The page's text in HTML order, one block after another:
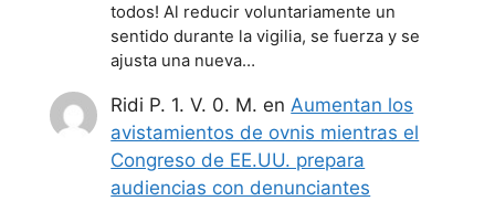
todos! Al reducir voluntariamente un
sentido durante la vigilia, se fuerza y se
ajusta una nueva…
Ridi P. 1. V. 0. M. enAumentan los
avistamientos de ovnis mientras el
Congreso de EE.UU. prepara
audiencias con denunciantes